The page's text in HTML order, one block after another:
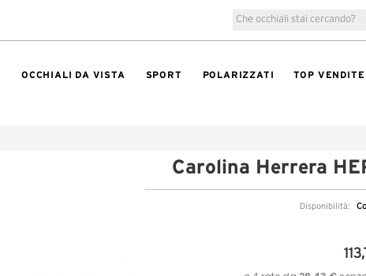
OCCHIALI DA VISTA SPORT POLARIZZATI TOP VENDITE
Carolina Herrera
Disponibilità: